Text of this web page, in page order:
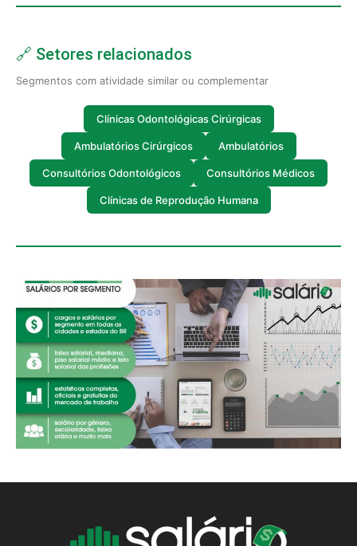
🔗 Setores relacionados
Segmentos com atividade similar ou complementar
Clínicas Odontológicas Cirúrgicas
Ambulatórios Cirúrgicos Ambulatórios
Consultórios Odontológicos Consultórios Médicos
Clínicas de Reprodução Humana